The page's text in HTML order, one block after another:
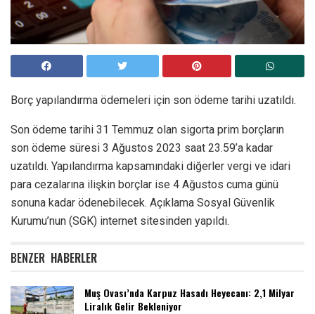
Borç yapılandırma ödemeleri için son ödeme tarihi uzatıldı.
Son ödeme tarihi 31 Temmuz olan sigorta prim borçların
son ödeme süresi 3 Ağustos 2023 saat 23.59’a kadar
uzatıldı. Yapılandırma kapsamındaki diğerler vergi ve idari
para cezalarına ilişkin borçlar ise 4 Ağustos cuma günü
sonuna kadar ödenebilecek. Açıklama Sosyal Güvenlik
Kurumu’nun (SGK) internet sitesinden yapıldı.
BENZER HABERLER
Muş Ovası’nda Karpuz Hasadı Heyecanı: 2,1 Milyar
Liralık Gelir Bekleniyor